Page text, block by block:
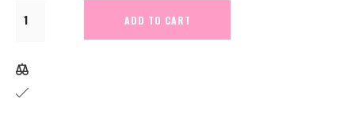
Б7613.Маркер
символ
ADD TO CART